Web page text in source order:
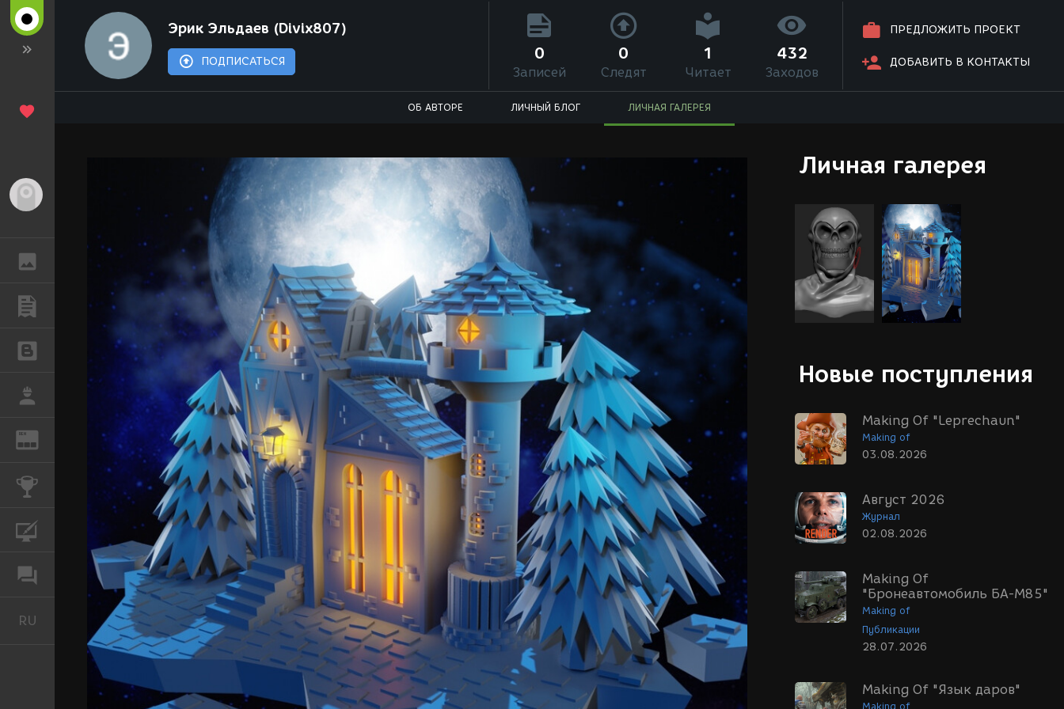
ПУБЛИКАЦИИ
REN ЖУРНАЛ
КОНКУРСЫ
ФОРУМ
RU
Эрик Эльдаев (Divix807)
ПОДПИСАТЬСЯ
ПРЕДЛОЖИТЬ ПРОЕКТ
ДОБАВИТЬ В КОНТАКТЫ
0
Записей
0
Следят
1
Читает
432
Заходов
ОБ АВТОРЕ ЛИЧНЫЙ БЛОГ ЛИЧНАЯ ГАЛЕРЕЯ
Личная галерея
Новые поступления
Making Of "Leprechaun"
Making of
03.08.2026
Август 2026
Журнал
02.08.2026
Making Of
"Бронеавтомобиль БА-М85"
Making of
Публикации
28.07.2026
Making Of "Язык даров"
Making of